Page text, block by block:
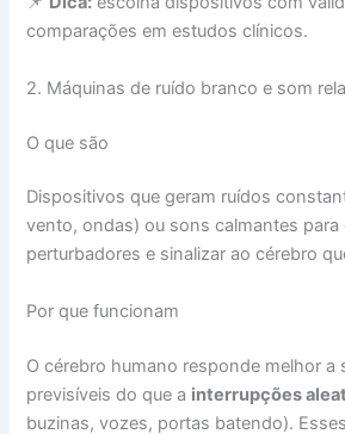
comparações em estudos clínicos.
2. Máquinas de ruído branco e som
O que são
Dispositivos que geram ruídos
vento, ondas) ou sons calmantes para
perturbadores e sinalizar ao cérebro
Por que funcionam
O cérebro humano responde melhor a
previsíveis do que a interrupções
buzinas, vozes, portas batendo).